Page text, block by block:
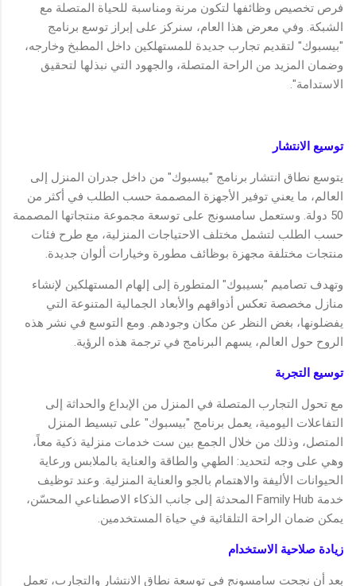
فرص تخصيص وظائفها لتكون مرنة ومناسبة للحياة المتصلة مع
الشبكة. وفي معرض هذا العام، سنركز على إبراز توسع برنامج
"بيسبوك" لتقديم تجارب جديدة للمستهلكين داخل المطبخ وخارجه،
وضمان المزيد من الراحة المتصلة، والجهود التي نبذلها لتحقيق
الاستدامة".
توسيع الانتشار
يتوسع نطاق انتشار برنامج "بيسبوك" من داخل جدران المنزل إلى
العالم، ما يعني توفير الأجهزة المصممة حسب الطلب في أكثر من
50 دولة. وستعمل سامسونج على توسعة مجموعة منتجاتها المصممة
حسب الطلب لتشمل مختلف الاحتياجات المنزلية، مع طرح فئات
منتجات مختلفة مجهزة بوظائف مطورة وخيارات ألوان جديدة.
وتهدف تصاميم "بسيبوك" المتطورة إلى إلهام المستهلكين لإنشاء
منازل مخصصة تعكس أذواقهم والأبعاد الجمالية المتنوعة التي
يفضلونها، بغض النظر عن مكان وجودهم. ومع التوسع في نشر هذه
الروح حول العالم، يسهم البرنامج في ترجمة هذه الرؤية.
توسيع التجربة
مع تحول التجارب المتصلة في المنزل من الإبداع والحداثة إلى
التفاعلات اليومية، يعمل برنامج "بيسبوك" على تبسيط المنزل
المتصل، وذلك من خلال الجمع بين ست خدمات منزلية ذكية معاً،
وهي على وجه لتحديد: الطهي والطاقة والعناية بالملابس ورعاية
الحيوانات الأليفة والاهتمام بالجو والعناية المنزلية. وعند توظيف
خدمة Family Hub المحدثة إلى جانب الذكاء الاصطناعي المحسّن،
يمكن ضمان الراحة التلقائية في حياة المستخدمين.
زيادة صلاحية الاستخدام
بعد أن نجحت سامسونج في توسعة نطاق الانتشار والتجارب، تعمل